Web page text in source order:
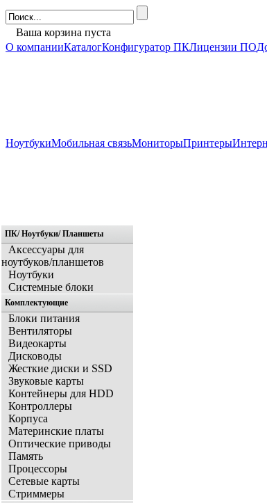
Ваша корзина пуста
О компанииКаталогКонфигуратор ПКЛицензии ПО
НоутбукиМобильная связьМониторыПринтеры
Главная
ПК/ Ноутбуки/ Планшеты
Аксессуары для
ноутбуков/планшетов
Ноутбуки
Системные блоки
Комплектующие
Блоки питания
Вентиляторы
Видеокарты
Дисководы
Жесткие диски и SSD
Звуковые карты
Контейнеры для HDD
Контроллеры
Корпуса
Материнские платы
Оптические приводы
Память
Процессоры
Сетевые карты
Стриммеры